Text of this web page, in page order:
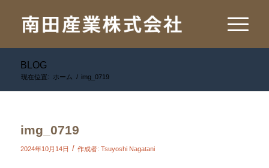
BLOG
現在位置: ホーム / img_0719
img_0719
2024年10月14日 / 作成者: Tsuyoshi Nagatani